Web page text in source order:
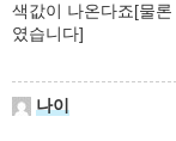
색값이 나온다죠[물론
였습니다]
나이